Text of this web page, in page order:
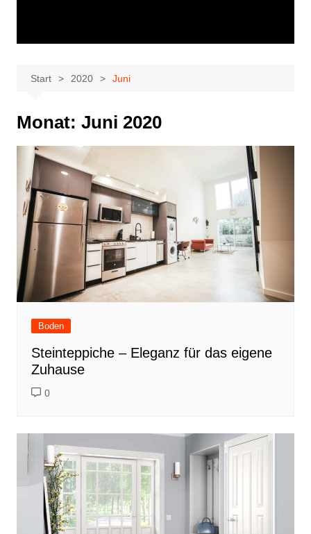
Start 2020 Juni
Monat: Juni 2020
Boden
Steinteppiche – Eleganz für das eigene
Zuhause
0